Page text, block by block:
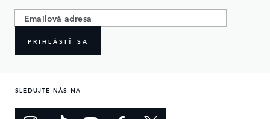
PRIHLÁSIŤ SA
SLEDUJTE NÁS NA